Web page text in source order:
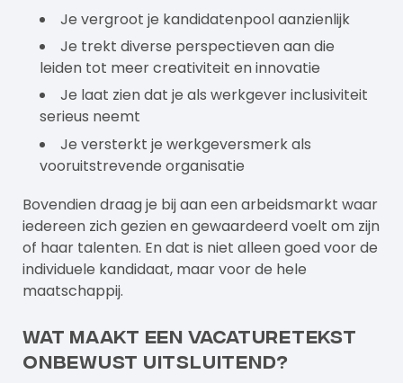
Je vergroot je kandidatenpool aanzienlijk
Je trekt diverse perspectieven aan die
leiden tot meer creativiteit en innovatie
Je laat zien dat je alswerkgeverinclusiviteit
serieus neemt
Je versterkt je werkgeversmerk als
vooruitstrevende organisatie
Bovendien draag je bij aan een arbeidsmarkt waar
iedereen zich gezien en gewaardeerd voelt om zijn
of haar talenten. En dat is niet alleen goed voor de
individuele kandidaat, maar voor de hele
maatschappij.
Wat maakt een vacaturetekst
onbewust uitsluitend?